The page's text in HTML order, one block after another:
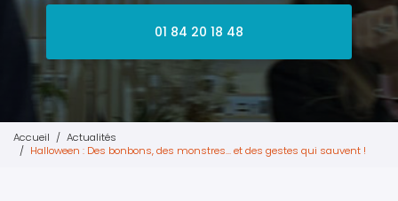
01 84 20 18 48
Accueil
Actualités
Halloween : Des bonbons, des monstres... et des gestes qui sauvent !